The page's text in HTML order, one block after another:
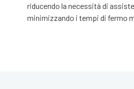
riducendo la necessità di
minimizzando i tempi di fermo